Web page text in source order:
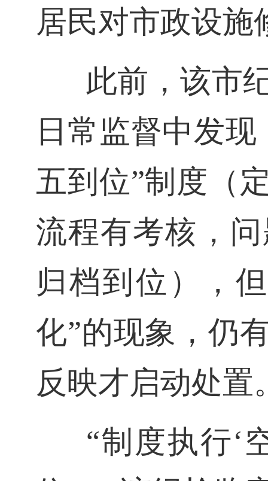
居民对市政设施
此前，该市
日常监督中发
五到位”制度（
流程有考核，
归档到位），
化”的现象，仍
反映才启动处置
“制度执行‘